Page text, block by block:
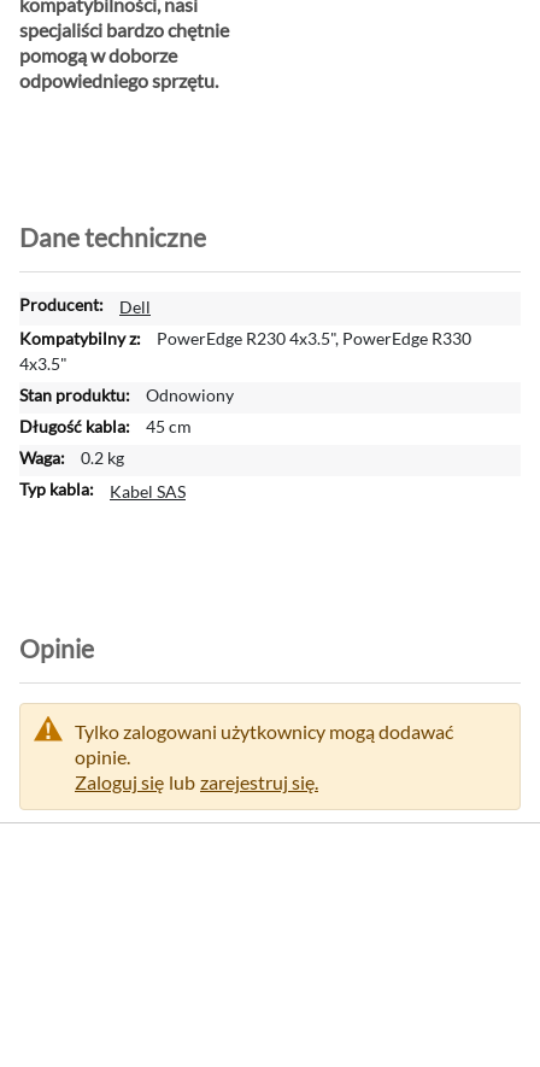
specjaliści bardzo chętnie
pomogą w doborze
odpowiedniego sprzętu.
Dane techniczne
W
i
ę
e
j
i
n
j
i
Dell
PowerEdge R230 4x3.5", PowerEdge R330
4x3.5"
Odnowiony
45 cm
0.2 kg
Kabel SAS
Opinie
Tylko zalogowani użytkownicy mogą dodawać
opinie.
Zaloguj się lub zarejestruj się.